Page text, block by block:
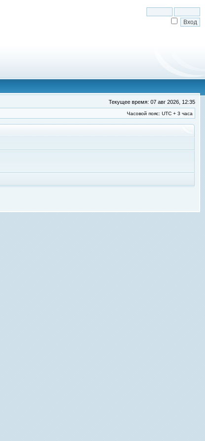
Текущее время: 07 авг 2026, 12:35
Часовой пояс: UTC + 3 часа